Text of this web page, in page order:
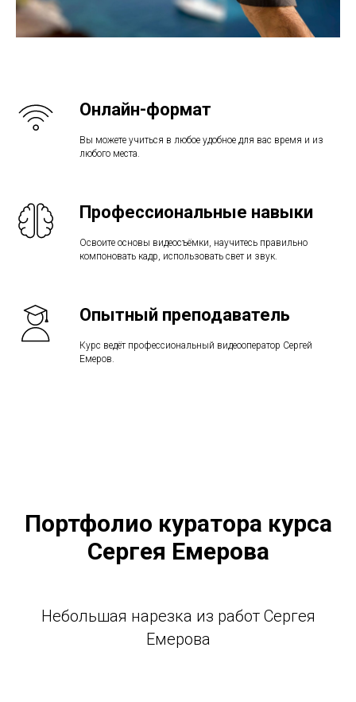
Онлайн-формат
Вы можете учиться в любое удобное для вас время и из
любого места.
Профессиональные навыки
Освоите основы видеосъёмки, научитесь правильно
компоновать кадр, использовать свет и звук.
Опытный преподаватель
Курс ведёт профессиональный видеооператор Сергей
Емеров.
Портфолио куратора курса
Сергея Емерова
Небольшая нарезка из работ Сергея
Емерова